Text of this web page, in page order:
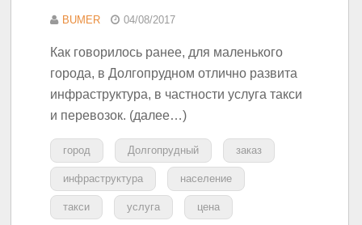
BUMER 04/08/2017
Как говорилось ранее, для маленького
города, в Долгопрудном отлично развита
инфраструктура, в частности услуга такси
и перевозок. (далее…)
город Долгопрудный заказ
инфраструктура население
такси услуга цена